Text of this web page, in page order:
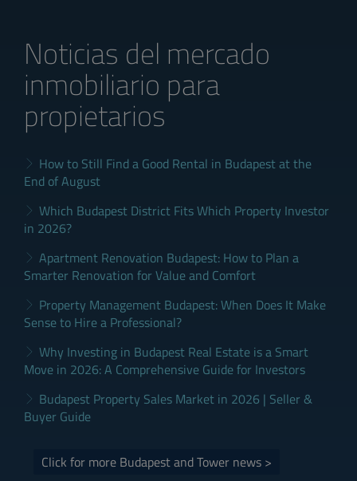
Noticias del mercado
inmobiliario para
propietarios
How to Still Find a Good Rental in Budapest at the
End of August
Which Budapest District Fits Which Property Investor
in 2026?
Apartment Renovation Budapest: How to Plan a
Smarter Renovation for Value and Comfort
Property Management Budapest: When Does It Make
Sense to Hire a Professional?
Why Investing in Budapest Real Estate is a Smart
Move in 2026: A Comprehensive Guide for Investors
Budapest Property Sales Market in 2026 | Seller &
Buyer Guide
Click for more Budapest and Tower news >